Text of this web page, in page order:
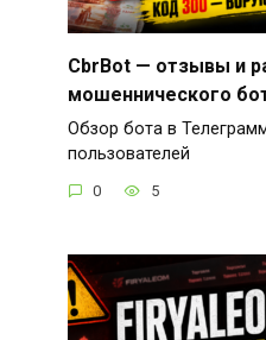
CbrBot — отзывы и
мошеннического
Обзор бота в
пользователей
0 5